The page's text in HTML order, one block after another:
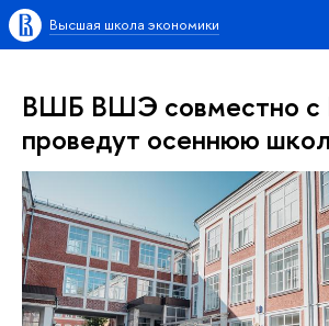
Высшая школа экономики
ВШБ ВШЭ совместно
проведут осеннюю